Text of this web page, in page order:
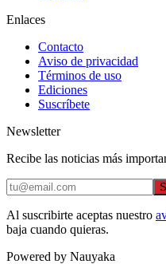
Enlaces
Contacto
Aviso de privacidad
Términos de uso
Ediciones
Suscríbete
Newsletter
Recibe las noticias más
Al suscribirte aceptas nuestro
baja cuando quieras.
Powered by Nauyaka